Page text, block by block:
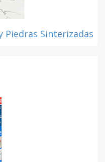
Piedras Sinterizadas